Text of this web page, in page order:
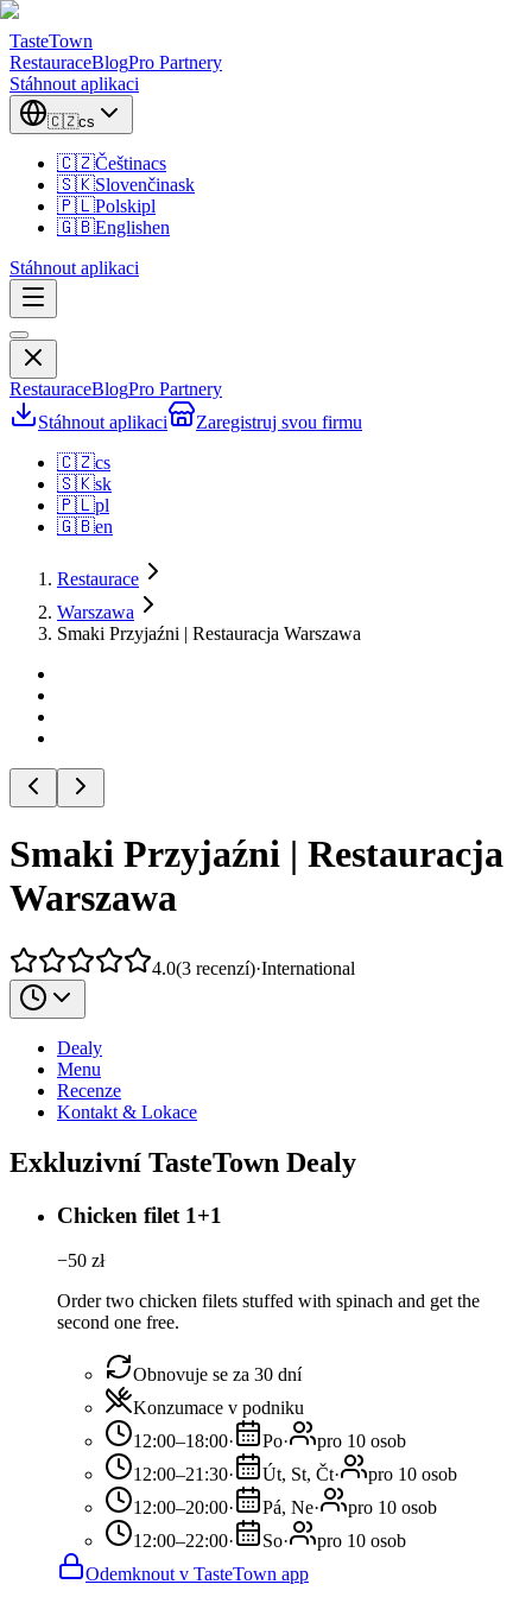
TasteTown
RestauraceBlogPro Partnery
Stáhnout aplikaci
🇨🇿cs
🇨🇿Češtinacs
🇸🇰Slovenčinask
🇵🇱Polskipl
🇬🇧Englishen
Stáhnout aplikaci
RestauraceBlogPro Partnery
Stáhnout aplikaci
Zaregistruj svou firmu
🇨🇿cs
🇸🇰sk
🇵🇱pl
🇬🇧en
Restaurace
Warszawa
Smaki Przyjaźni | Restauracja Warszawa
Smaki Przyjaźni | Restauracja
Warszawa
4.0(3 recenzí)·International
Dealy
Menu
Recenze
Kontakt & Lokace
Exkluzivní TasteTown Dealy
Chicken filet 1+1
−50 zł
Order two chicken filets stuffed with spinach and get the
second one free.
Obnovuje se za 30 dní
Konzumace v podniku
12:00–18:00· Po·
pro 10 osob
12:00–21:30· Út, St, Čt·
pro 10 osob
12:00–20:00· Pá, Ne·
pro 10 osob
12:00–22:00· So·
pro 10 osob
Odemknout v TasteTown app